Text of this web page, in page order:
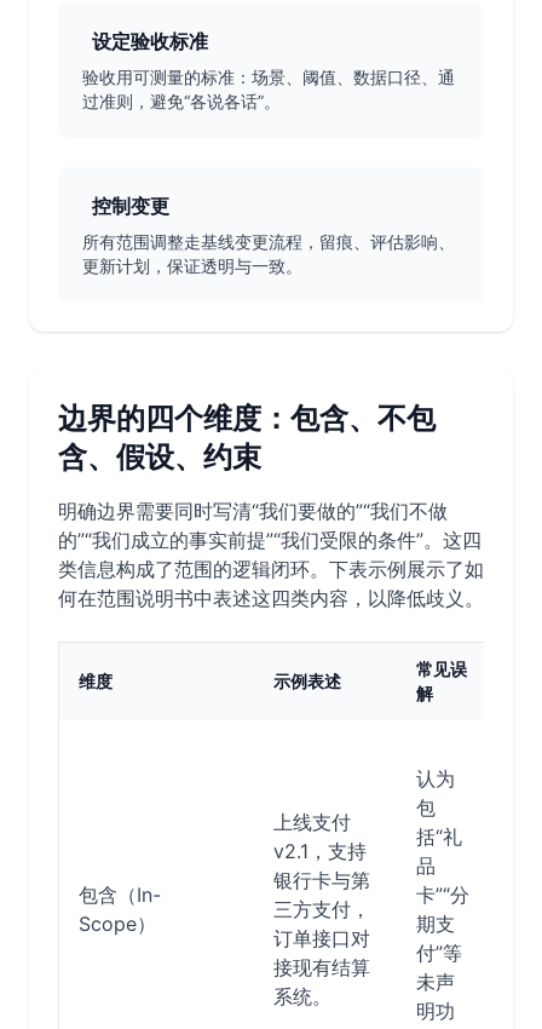
设定验收标准
验收用可测量的标准：场景、阈值、数据口径、通
过准则，避免“各说各话”。
控制变更
所有范围调整走基线变更流程，留痕、评估影响、
更新计划，保证透明与一致。
边界的四个维度：包含、不包
含、假设、约束
明确边界需要同时写清“我们要做的”“我们不做
的”“我们成立的事实前提”“我们受限的条件”。这四
类信息构成了范围的逻辑闭环。下表示例展示了如
何在范围说明书中表述这四类内容，以降低歧义。
维度 示例表述
常见误
解
包含（In-
Scope）
上线支付
v2.1，支持
银行卡与第
三方支付，
订单接口对
接现有结算
系统。
认为
包
括“礼
品
卡”“分
期支
付”等
未声
明功